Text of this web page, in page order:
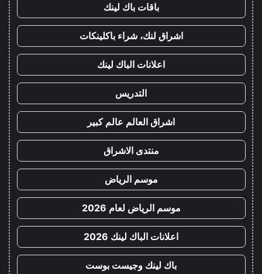
باقات باك لينك
اشراق لنك، شراء باكلينكات
اعلانات الباك لينك
التدريس
اشراق العالم عالم كبير
منتدى الاشراق
موسم الرياض
موسم الرياض لعام 2026
اعلانات الباك لينك 2026
باك لينك وجيست بوست